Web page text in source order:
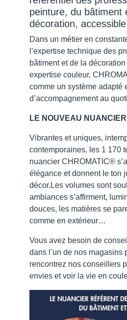
peinture, du bâtiment
décoration,
Dans un métier en
l’expertise technique des
bâtiment et de la
expertise couleur,
comme un système adapté
d’accompagnement au
LE NOUVEAU
Vibrantes et uniques,
contemporaines, les 1 170
nuancier CHROMATIC®
élégance et donnent le ton
décor.Les volumes sont
ambiances s’affirment,
douces, les matières se
comme en extérieur…
Vous avez besoin de
dans l’un de nos magasins
rencontrez nos conseillers
envies et voir la vie en